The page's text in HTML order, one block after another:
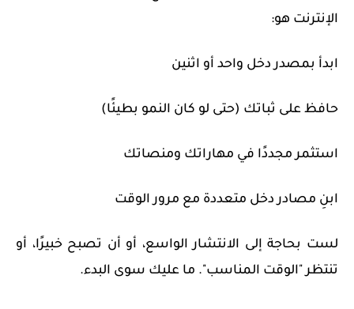
الإنترنت هو:
ابدأ بمصدر دخل واحد أو اثنين
حافظ على ثباتك (حتى لو كان النمو بطيئًا)
استثمر مجددًا في مهاراتك ومنصاتك
ابنِ مصادر دخل متعددة مع مرور الوقت
لست بحاجة إلى الانتشار الواسع، أو أن تصبح خبيرًا، أو
تنتظر "الوقت المناسب". ما عليك سوى البدء.